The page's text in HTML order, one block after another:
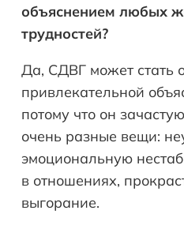
объяснением любых
трудностей?
Да, СДВГ может стать
привлекательной
потому что он
очень разные вещи:
эмоциональную
в отношениях,
выгорание.